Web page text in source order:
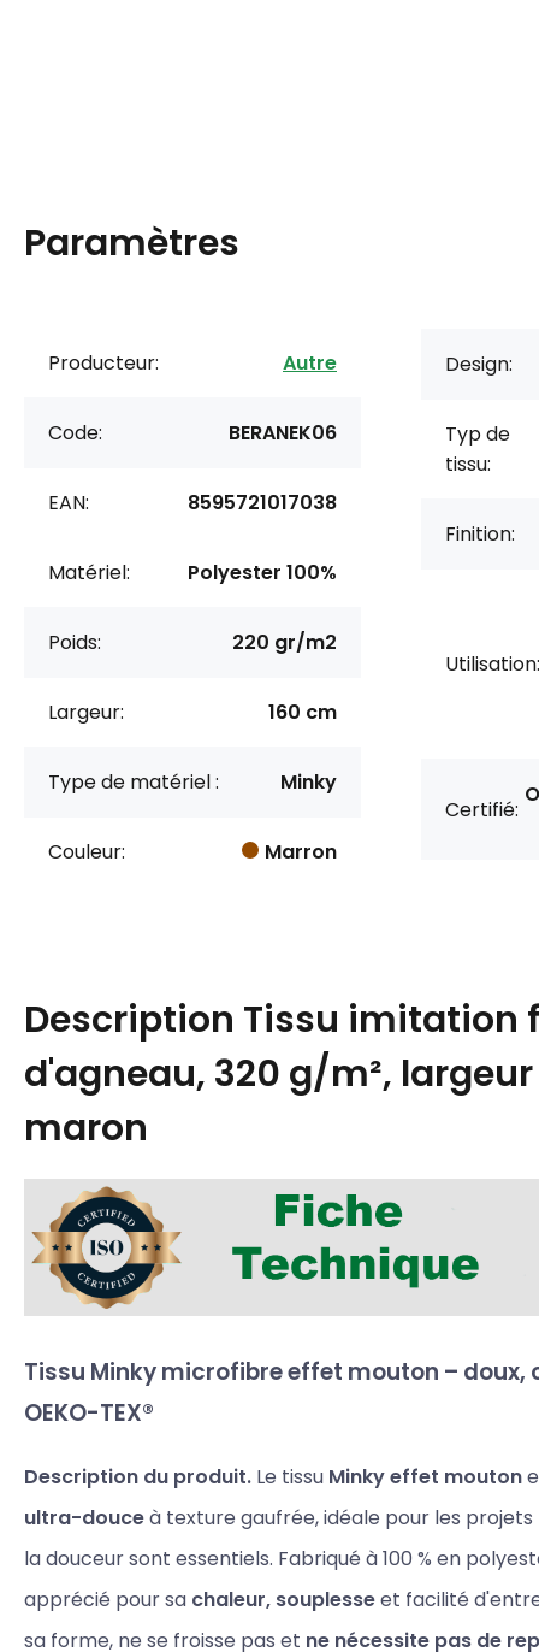
Paramètres
Producteur: Autre
Code: BERANEK06
EAN: 8595721017038
Matériel: Polyester 100%
Poids: 220 gr/m2
Largeur: 160 cm
Type de matériel : Minky
Couleur: Marron
Design:
Typ de
tissu:
Finition:
Utilisation:
Certifié:
Description Tissu imitation
d'agneau, 320 g/m²,
maron
Tissu Minky microfibre effet mouton – doux,
OEKO-TEX®
Description du produit. Le tissu Minky effet mouton
ultra-douceà texture gaufrée, idéale pour les
la douceur sont essentiels. Fabriqué à 100 % en
apprécié pour sa chaleur, souplesseet facilité
sa forme, ne se froisse pas et ne nécessite pas de